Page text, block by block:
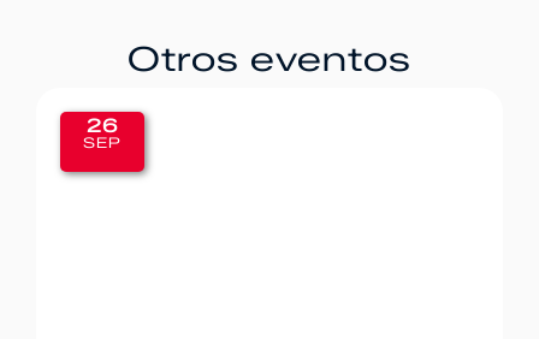
Otros eventos